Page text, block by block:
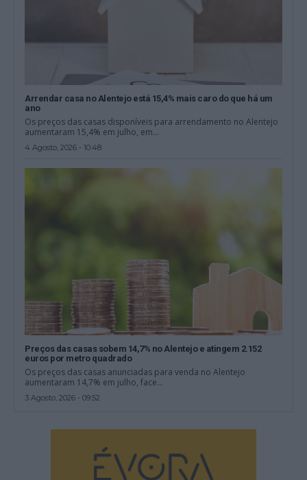
Arrendar casa no Alentejo está 15,4% mais caro do que há um
ano
Os preços das casas disponíveis para arrendamento no Alentejo
aumentaram 15,4% em julho, em...
4 Agosto, 2026 - 10:48
Preços das casas sobem 14,7% no Alentejo e atingem 2.152
euros por metro quadrado
Os preços das casas anunciadas para venda no Alentejo
aumentaram 14,7% em julho, face...
3 Agosto, 2026 - 09:52